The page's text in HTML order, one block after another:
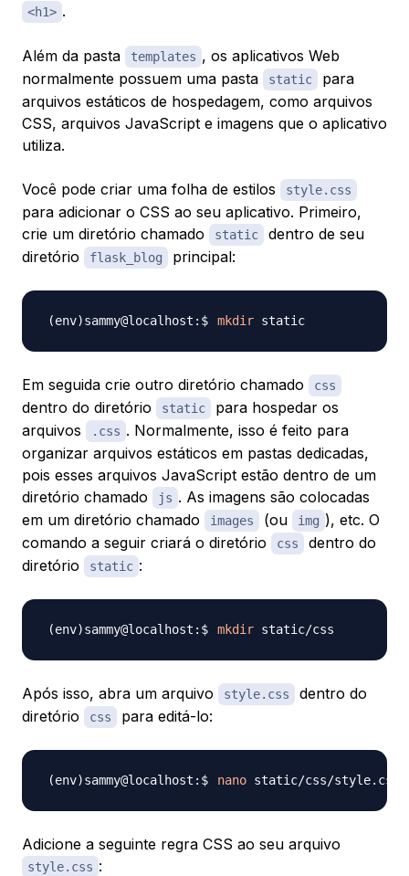
<h1> .
Além da pasta templates , os aplicativos Web
normalmente possuem uma pasta
static
para
arquivos estáticos de hospedagem, como arquivos
CSS, arquivos JavaScript e imagens que o aplicativo
utiliza.
Você pode criar uma folha de estilos style.css
para adicionar o CSS ao seu aplicativo. Primeiro,
crie um diretório chamado
static
dentro de seu
diretório
flask_blog principal:
mkdir
Em seguida crie outro diretório chamado css
dentro do diretório static
para hospedar os
arquivos
.css . Normalmente, isso é feito para
organizar arquivos estáticos em pastas dedicadas,
pois esses arquivos JavaScript estão dentro de um
diretório chamado
js . As imagens são colocadas
em um diretório chamado
images (ou img ), etc. O
comando a seguir criará o diretório
css
dentro do
diretório
static :
mkdir
Após isso, abra um arquivo style.css
dentro do
diretório
css para editá-lo:
nano
Adicione a seguinte regra CSS ao seu arquivo
style.css :